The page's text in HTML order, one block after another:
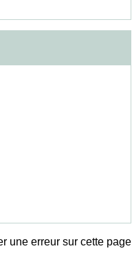
une erreur sur cette page